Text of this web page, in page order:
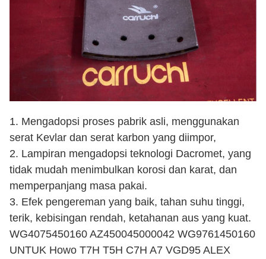
1. Mengadopsi proses pabrik asli, menggunakan
serat Kevlar dan serat karbon yang diimpor,
2. Lampiran mengadopsi teknologi Dacromet, yang
tidak mudah menimbulkan korosi dan karat, dan
memperpanjang masa pakai.
3. Efek pengereman yang baik, tahan suhu tinggi,
terik, kebisingan rendah, ketahanan aus yang kuat.
WG4075450160 AZ450045000042 WG9761450160
UNTUK Howo T7H T5H C7H A7 VGD95 ALEX